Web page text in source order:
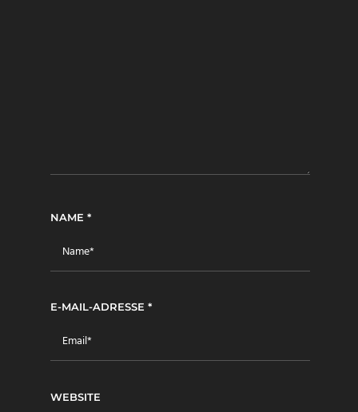
NAME *
E-MAIL-ADRESSE *
WEBSITE